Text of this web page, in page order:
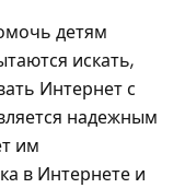
детям
искать,
Интернет с
надежным
им
в Интернете и